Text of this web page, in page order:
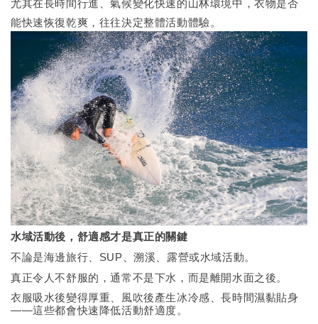
尤其在長時間行進、氣候變化快速的山林環境中，衣物是否
能快速恢復乾爽，往往決定整體活動體驗。
水域活動後，舒適感才是真正的關鍵
不論是海邊旅行、SUP、溯溪、露營或水域活動。
真正令人不舒服的，通常不是下水，而是離開水面之後。
衣服吸水後變得厚重、風吹後產生冰冷感、長時間濕黏貼身
——這些都會快速降低活動舒適度。